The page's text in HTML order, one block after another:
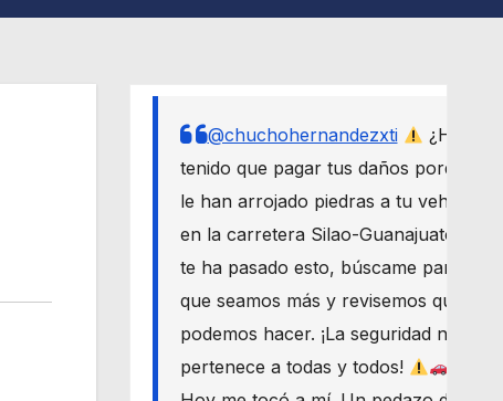
@chuchohernandezxti
¿Has
tenido que pagar tus daños porque
le han arrojado piedras a tu vehículo
en la carretera Silao-Guanajuato? Si
te ha pasado esto, búscame para
que seamos más y revisemos qué
podemos hacer. ¡La seguridad nos
pertenece a todas y todos!